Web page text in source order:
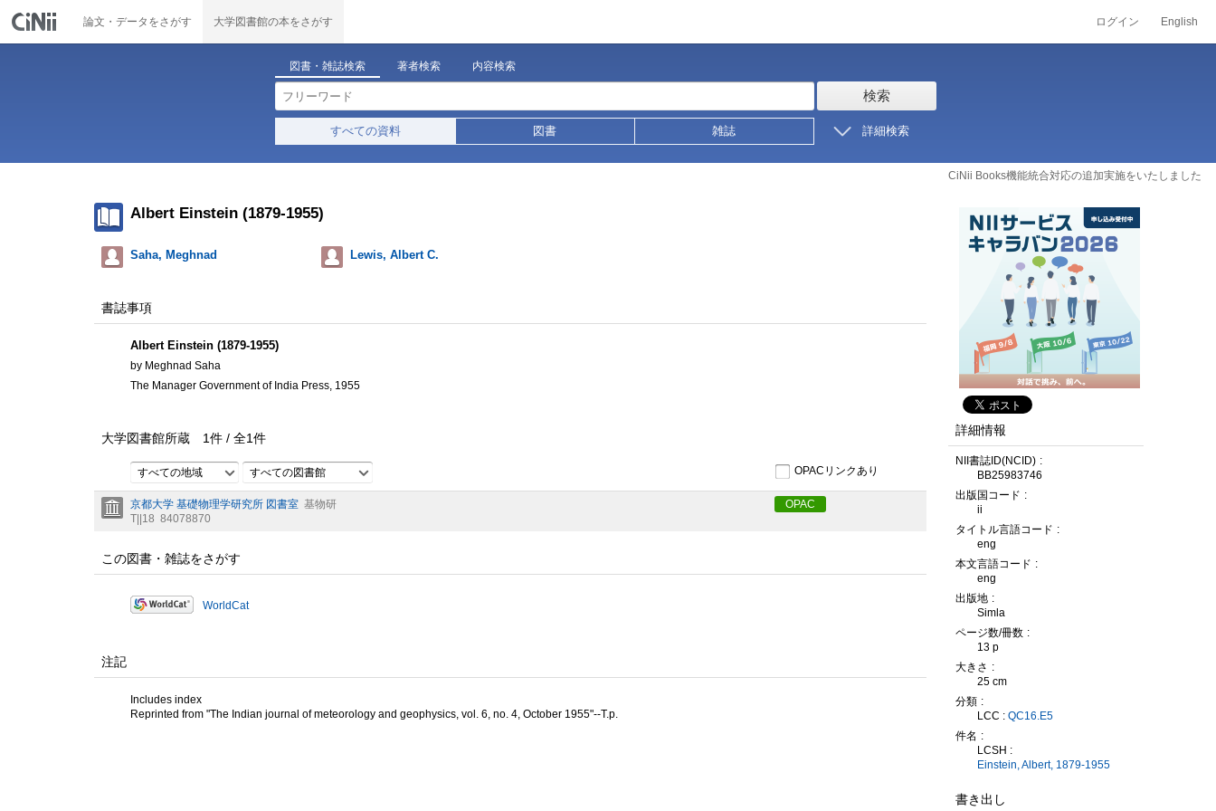
論文・データをさがす 大学図書館の本をさがす ログイン English
図書・雑誌検索 著者検索 内容検索
検索
すべての資料 図書 雑誌 詳細検索
CiNii Books機能統合対応の追加実施をいたしました
Albert Einstein (1879-1955)
Saha, Meghnad Lewis, Albert C.
書誌事項
Albert Einstein (1879-1955)
by Meghnad Saha
The Manager Government of India Press, 1955
大学図書館所蔵 1件 / 全1件
すべての地域 すべての図書館 OPACリンクあり
京都大学 基礎物理学研究所 図書室 基物研
T||18 84078870
OPAC
この図書・雑誌をさがす
WorldCat
注記
Includes index
Reprinted from "The Indian journal of meteorology and geophysics, vol. 6, no. 4, October 1955"--T.p.
詳細情報
NII書誌ID(NCID)
BB25983746
出版国コード
ii
タイトル言語コード
eng
本文言語コード
eng
出版地
Simla
ページ数/冊数
13 p
大きさ
25 cm
分類
LCC : QC16.E5
件名
LCSH :
Einstein, Albert, 1879-1955
書き出し